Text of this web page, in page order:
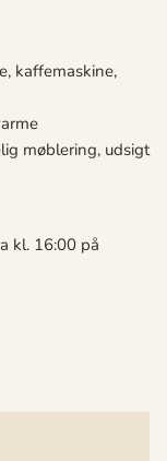
kaffemaskine,
møblering, udsigt
kl. 16:00 på